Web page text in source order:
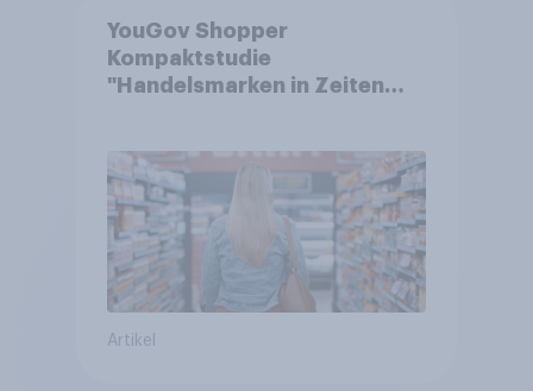
YouGov Shopper
Kompaktstudie
"Handelsmarken in Zeiten
Artikel